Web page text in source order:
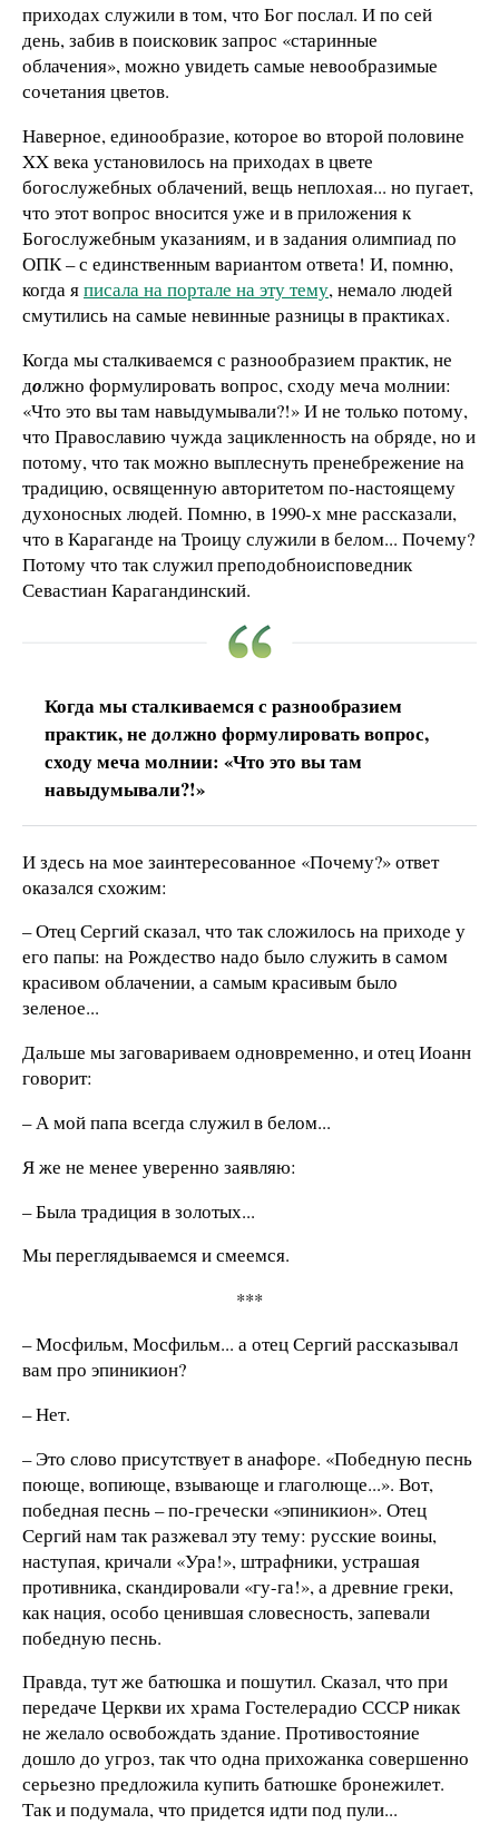
приходах служили в том, что Бог послал. И по сей
день, забив в поисковик запрос «старинные
облачения», можно увидеть самые невообразимые
сочетания цветов.
Наверное, единообразие, которое во второй половине
XX века установилось на приходах в цвете
богослужебных облачений, вещь неплохая... но пугает,
что этот вопрос вносится уже и в приложения к
Богослужебным указаниям, и в задания олимпиад по
ОПК – с единственным вариантом ответа! И, помню,
когда яписала на портале на эту тему, немало людей
смутились на самые невинные разницы в практиках.
Когда мы сталкиваемся с разнообразием практик, не
должно формулировать вопрос, сходу меча молнии:
«Что это вы там навыдумывали?!» И не только потому,
что Православию чужда зацикленность на обряде, но и
потому, что так можно выплеснуть пренебрежение на
традицию, освященную авторитетом по-настоящему
духоносных людей. Помню, в 1990-х мне рассказали,
что в Караганде на Троицу служили в белом... Почему?
Потому что так служил преподобноисповедник
Севастиан Карагандинский.
Когда мы сталкиваемся с разнообразием
практик, не должно формулировать вопрос,
сходу меча молнии: «Что это вы там
навыдумывали?!»
И здесь на мое заинтересованное «Почему?» ответ
оказался схожим:
– Отец Сергий сказал, что так сложилось на приходе у
его папы: на Рождество надо было служить в самом
красивом облачении, а самым красивым было
зеленое...
Дальше мы заговариваем одновременно, и отец Иоанн
говорит:
– А мой папа всегда служил в белом...
Я же не менее уверенно заявляю:
– Была традиция в золотых...
Мы переглядываемся и смеемся.
***
– Мосфильм, Мосфильм... а отец Сергий рассказывал
вам про эпиникион?
– Нет.
– Это слово присутствует в анафоре. «Победную песнь
поюще, вопиюще, взывающе и глаголюще...». Вот,
победная песнь – по-гречески «эпиникион». Отец
Сергий нам так разжевал эту тему: русские воины,
наступая, кричали «Ура!», штрафники, устрашая
противника, скандировали «гу-га!», а древние греки,
как нация, особо ценившая словесность, запевали
победную песнь.
Правда, тут же батюшка и пошутил. Сказал, что при
передаче Церкви их храма Гостелерадио СССР никак
не желало освобождать здание. Противостояние
дошло до угроз, так что одна прихожанка совершенно
серьезно предложила купить батюшке бронежилет.
Так и подумала, что придется идти под пули...